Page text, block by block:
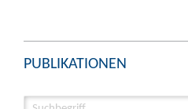
PUBLIKATIONEN